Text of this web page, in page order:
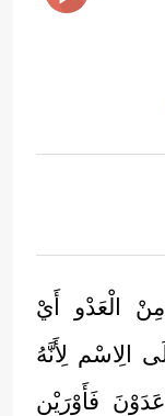
مِنْ الْعَدْو أَيْ
لِأَنَّهُ
فَأَوْرَيْن